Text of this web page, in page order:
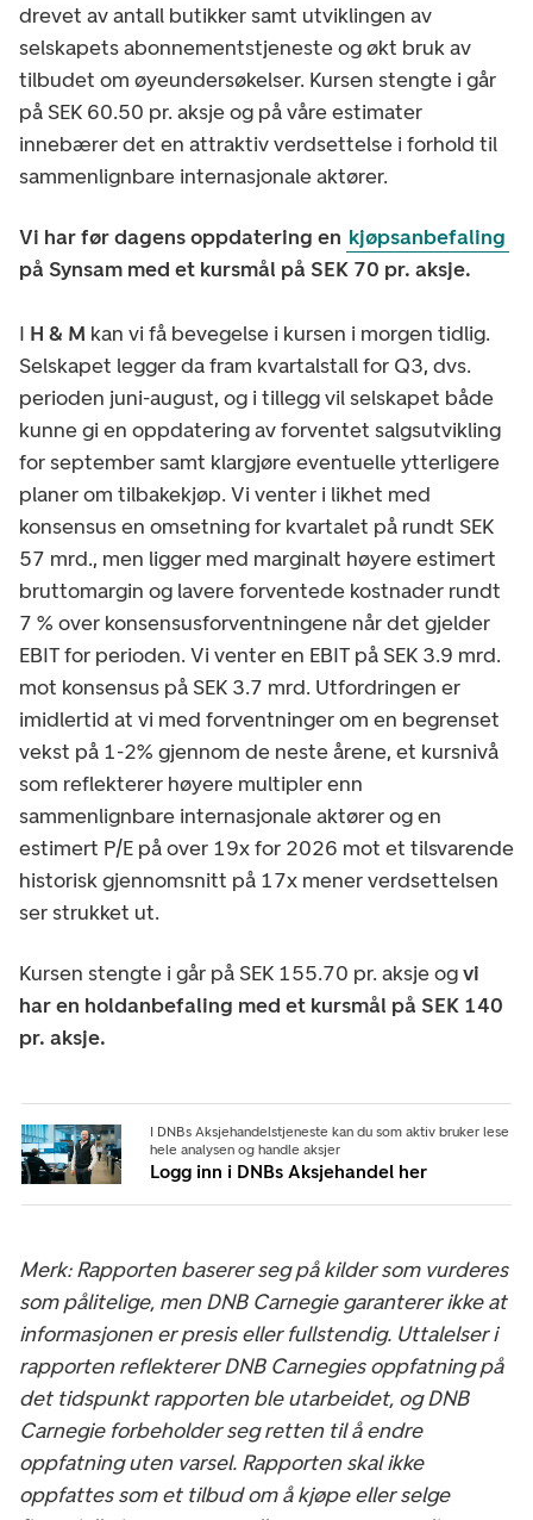
drevet av antall butikker samt utviklingen av
selskapets abonnementstjeneste og økt bruk av
tilbudet om øyeundersøkelser. Kursen stengte i går
på SEK 60.50 pr. aksje og på våre estimater
innebærer det en attraktiv verdsettelse i forhold til
sammenlignbare internasjonale aktører.
Vi har før dagens oppdatering en kjøpsanbefaling
på Synsam med et kursmål på SEK 70 pr. aksje.
I H & M kan vi få bevegelse i kursen i morgen tidlig.
Selskapet legger da fram kvartalstall for Q3, dvs.
perioden juni-august, og i tillegg vil selskapet både
kunne gi en oppdatering av forventet salgsutvikling
for september samt klargjøre eventuelle ytterligere
planer om tilbakekjøp. Vi venter i likhet med
konsensus en omsetning for kvartalet på rundt SEK
57 mrd., men ligger med marginalt høyere estimert
bruttomargin og lavere forventede kostnader rundt
7 % over konsensusforventningene når det gjelder
EBIT for perioden. Vi venter en EBIT på SEK 3.9 mrd.
mot konsensus på SEK 3.7 mrd. Utfordringen er
imidlertid at vi med forventninger om en begrenset
vekst på 1-2% gjennom de neste årene, et kursnivå
som reflekterer høyere multipler enn
sammenlignbare internasjonale aktører og en
estimert P/E på over 19x for 2026 mot et tilsvarende
historisk gjennomsnitt på 17x mener verdsettelsen
ser strukket ut.
Kursen stengte i går på SEK 155.70 pr. aksje ogvi
har en holdanbefaling med et kursmål på SEK 140
pr. aksje.
I DNBs Aksjehandelstjeneste kan du som aktiv bruker lese
hele analysen og handle aksjer
Logg inn i DNBs Aksjehandel her
Merk: Rapporten baserer seg på kilder som vurderes
som pålitelige, men DNB Carnegie garanterer ikke at
informasjonen er presis eller fullstendig. Uttalelser i
rapporten reflekterer DNB Carnegies oppfatning på
det tidspunkt rapporten ble utarbeidet, og DNB
Carnegie forbeholder seg retten til å endre
oppfatning uten varsel. Rapporten skal ikke
oppfattes som et tilbud om å kjøpe eller selge